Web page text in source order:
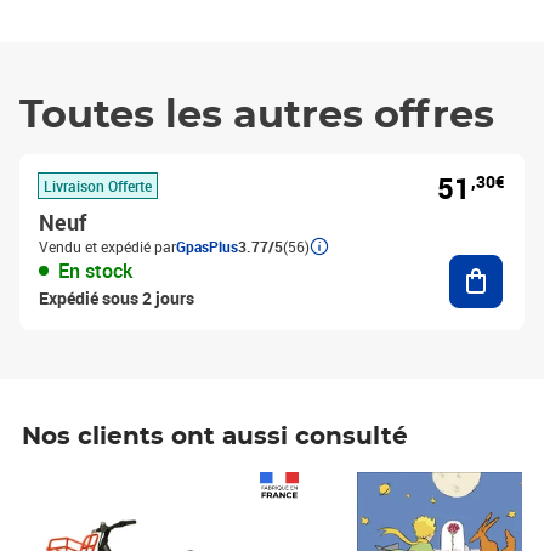
Toutes les autres offres
Livraison Offerte
Neuf
Vendu et expédié parGpasPlus3.77/5(56)
En stock
Expédié sous 2 jours
51 ,30€
Nos clients ont aussi consulté
Prix 7,50€